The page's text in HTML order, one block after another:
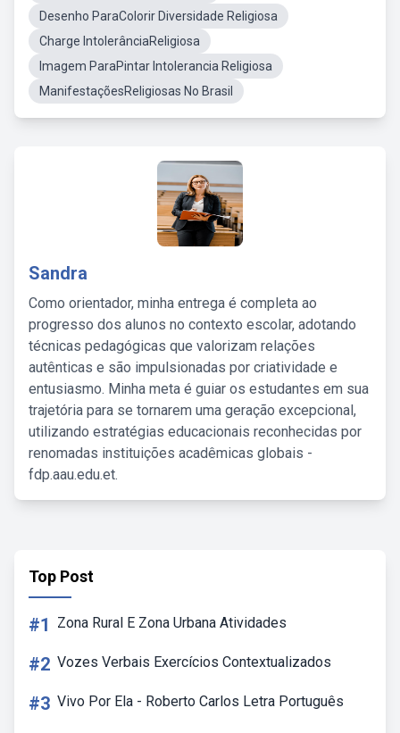
Desenho ParaColorir Diversidade Religiosa
Charge IntolerânciaReligiosa
Imagem ParaPintar Intolerancia Religiosa
ManifestaçõesReligiosas No Brasil
Sandra
Como orientador, minha entrega é completa ao
progresso dos alunos no contexto escolar, adotando
técnicas pedagógicas que valorizam relações
autênticas e são impulsionadas por criatividade e
entusiasmo. Minha meta é guiar os estudantes em sua
trajetória para se tornarem uma geração excepcional,
utilizando estratégias educacionais reconhecidas por
renomadas instituições acadêmicas globais -
fdp.aau.edu.et.
Top Post
#1 Zona Rural E Zona Urbana Atividades
#2 Vozes Verbais Exercícios Contextualizados
#3 Vivo Por Ela - Roberto Carlos Letra Português